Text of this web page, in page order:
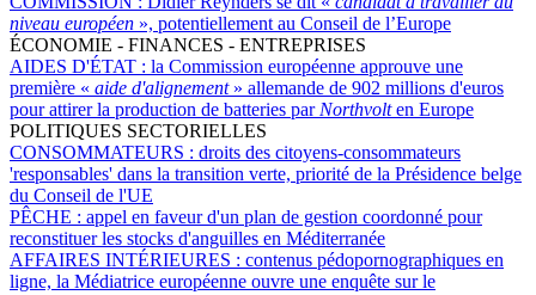
niveau européen », potentiellement au Conseil de l’Europe
ÉCONOMIE - FINANCES - ENTREPRISES
AIDES D'ÉTAT : la Commission européenne approuve une
première « aide d'alignement » allemande de 902 millions d'euros
pour attirer la production de batteries par Northvolten Europe
POLITIQUES SECTORIELLES
CONSOMMATEURS : droits des citoyens-consommateurs
'responsables' dans la transition verte, priorité de la Présidence belge
du Conseil de l'UE
PÊCHE : appel en faveur d'un plan de gestion coordonné pour
reconstituer les stocks d'anguilles en Méditerranée
AFFAIRES INTÉRIEURES : contenus pédopornographiques en
ligne, la Médiatrice européenne ouvre une enquête sur le